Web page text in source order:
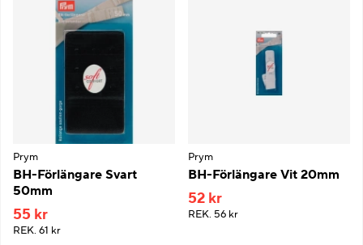
Prym
BH-Förlängare Svart
50mm
55 kr
REK. 61 kr
Prym
BH-Förlängare Vit 20mm
52 kr
REK. 56 kr